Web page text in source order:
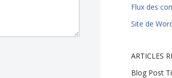
Flux des
Site de
ARTICLES
Blog Post